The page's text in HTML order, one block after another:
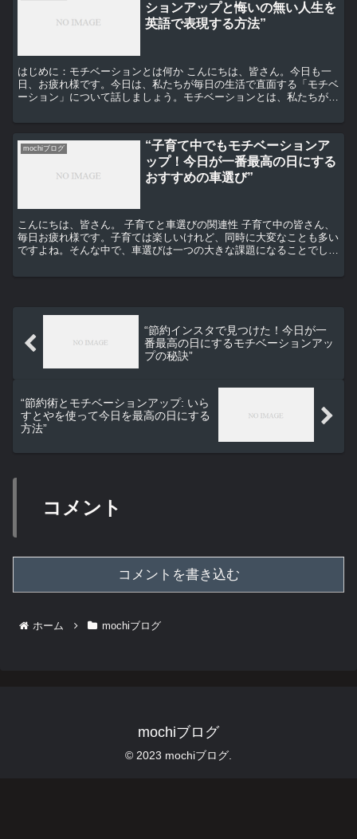
ションアップと悔いの無い人生を
英語で表現する方法”
はじめに：モチベーションとは何か こんにちは、皆さん。今日も一
日、お疲れ様です。今日は、私たちが毎日の生活で直面する「モチベ
ーション」について話しましょう。モチベーションとは、私たちが行
mochiブログ
“子育て中でもモチベーションア
ップ！今日が一番最高の日にする
おすすめの車選び”
こんにちは、皆さん。 子育てと車選びの関連性 子育て中の皆さん、
毎日お疲れ様です。子育ては楽しいけれど、同時に大変なことも多い
ですよね。そんな中で、車選びは一つの大きな課題になることでしょ
“節約インスタで見つけた！今日が一
番最高の日にするモチベーションアッ
プの秘訣”
“節約術とモチベーションアップ: いら
すとやを使って今日を最高の日にする
方法”
コメント
コメントを書き込む
ホーム mochiブログ
mochiブログ
© 2023 mochiブログ.